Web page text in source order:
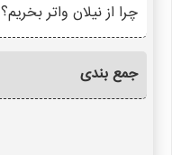
چرا از نیلان واتر بخریم؟
جمع بندی